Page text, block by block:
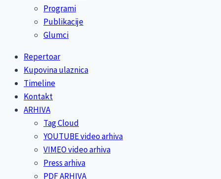
Programi
Publikacije
Glumci
Repertoar
Kupovina ulaznica
Timeline
Kontakt
ARHIVA
Tag Cloud
YOUTUBE video arhiva
VIMEO video arhiva
Press arhiva
PDF ARHIVA